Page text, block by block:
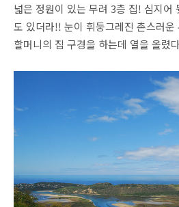
넓은 정원이 있는 무려 3층 집! 심지어
도 있더라!! 눈이 휘둥그레진 촌스러
할머니의 집 구경을 하는데 열을 올렸